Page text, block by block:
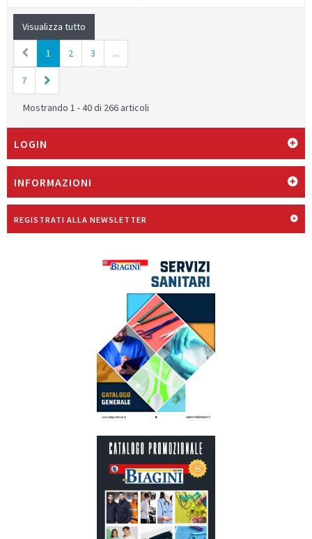
Visualizza tutto
1 2 3 ...
7
Mostrando 1 - 40 di 266 articoli
LOGIN
INFORMAZIONI
REGISTRATI ALLA NEWSLETTER